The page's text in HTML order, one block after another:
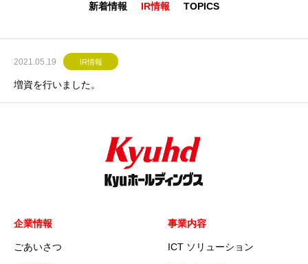
新着情報 IR情報 TOPICS
2021.05.19 IR情報
増資を行いました。
企業情報
ごあいさつ
事業内容
ICT ソリューション